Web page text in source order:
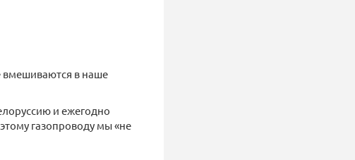
вмешиваются в наше
и ежегодно
газопроводу мы «не